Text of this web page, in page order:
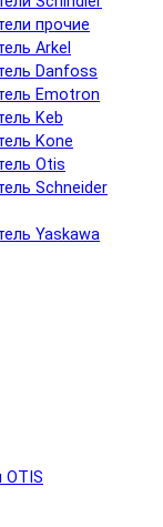
прочие
Arkel
Danfoss
Emotron
Keb
Kone
Otis
Schneider
Yaskawa